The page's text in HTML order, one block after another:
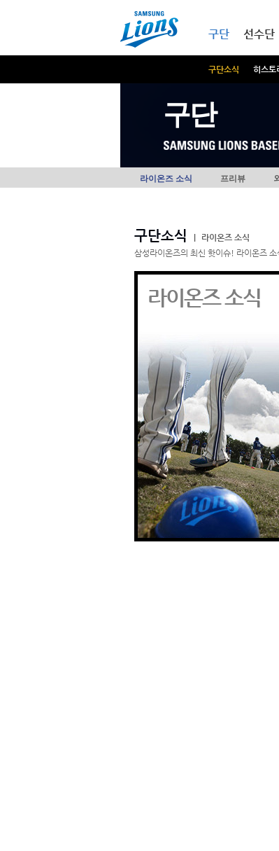
구단
구단소식 히스토
선수단
구단
라이온즈 소식 프리뷰
구단소식
라이온즈 소식
삼성라이온즈의 최신 핫이슈! 라이온즈 소
라이온즈 소식